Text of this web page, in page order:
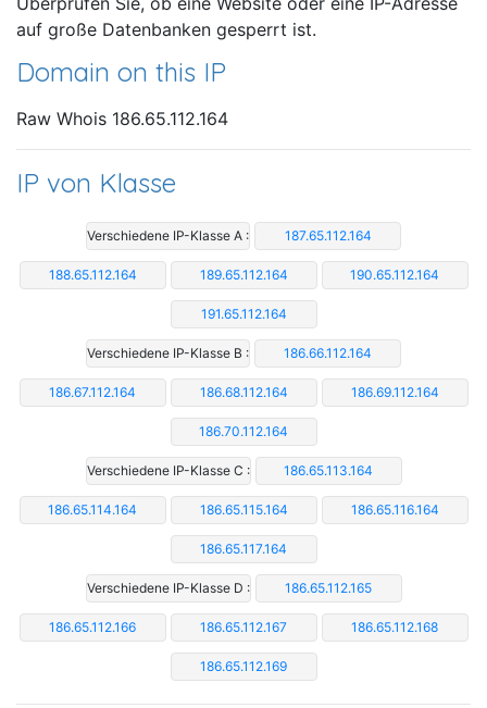
auf große Datenbanken gesperrt ist.
Domain on this IP
Raw Whois 186.65.112.164
IP von Klasse
Verschiedene IP-Klasse A : 187.65.112.164
188.65.112.164 189.65.112.164 190.65.112.164
191.65.112.164
Verschiedene IP-Klasse B : 186.66.112.164
186.67.112.164 186.68.112.164 186.69.112.164
186.70.112.164
Verschiedene IP-Klasse C : 186.65.113.164
186.65.114.164 186.65.115.164 186.65.116.164
186.65.117.164
Verschiedene IP-Klasse D : 186.65.112.165
186.65.112.166 186.65.112.167 186.65.112.168
186.65.112.169